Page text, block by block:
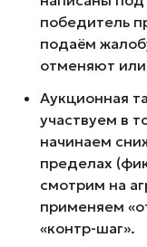
победитель
подаём
отменяют
Аукционная
участвуем в
начинаем
пределах
смотрим на
применяем
«контр-шаг».